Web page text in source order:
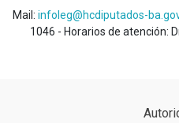
Mail: infoleg@hcdiputados-
1046 - Horarios de atención: